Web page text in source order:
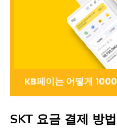
KB페이는 어떻게
SKT 요금 결제 방